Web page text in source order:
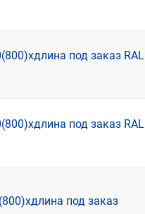
под заказ RAL
под заказ RAL
под заказ